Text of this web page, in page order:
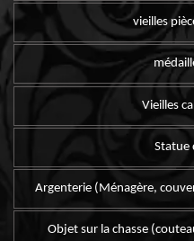
vieilles
Vieilles
Statue
Argenterie (Ménagère,
Objet sur la chasse